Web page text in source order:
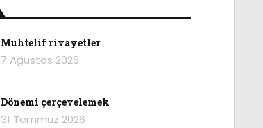
Muhtelif rivayetler
7 Ağustos 2026
Dönemi çerçevelemek
31 Temmuz 2026